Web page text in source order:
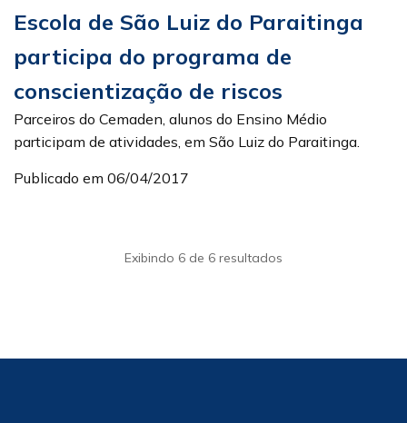
Escola de São Luiz do Paraitinga
participa do programa de
conscientização de riscos
Parceiros do Cemaden, alunos do Ensino Médio
participam de atividades, em São Luiz do Paraitinga.
Publicado em 06/04/2017
Exibindo 6 de 6 resultados